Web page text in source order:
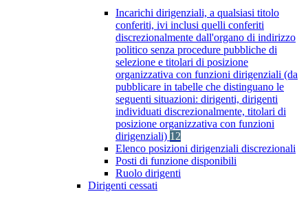
Incarichi dirigenziali, a qualsiasi titolo
conferiti, ivi inclusi quelli conferiti
discrezionalmente dall'organo di indirizzo
politico senza procedure pubbliche di
selezione e titolari di posizione
organizzativa con funzioni dirigenziali (da
pubblicare in tabelle che distinguano le
seguenti situazioni: dirigenti, dirigenti
individuati discrezionalmente, titolari di
posizione organizzativa con funzioni
dirigenziali) 12
Elenco posizioni dirigenziali discrezionali
Posti di funzione disponibili
Ruolo dirigenti
Dirigenti cessati